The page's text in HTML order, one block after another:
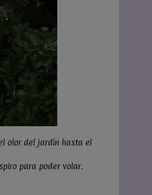
olor del jardín hasta el
para poder volar.